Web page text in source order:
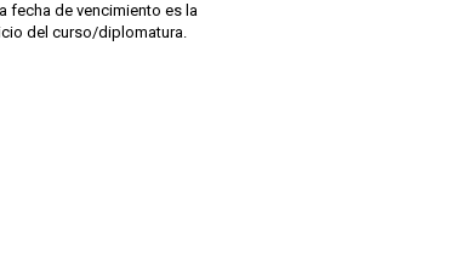
fecha de vencimiento es la
del curso/diplomatura.